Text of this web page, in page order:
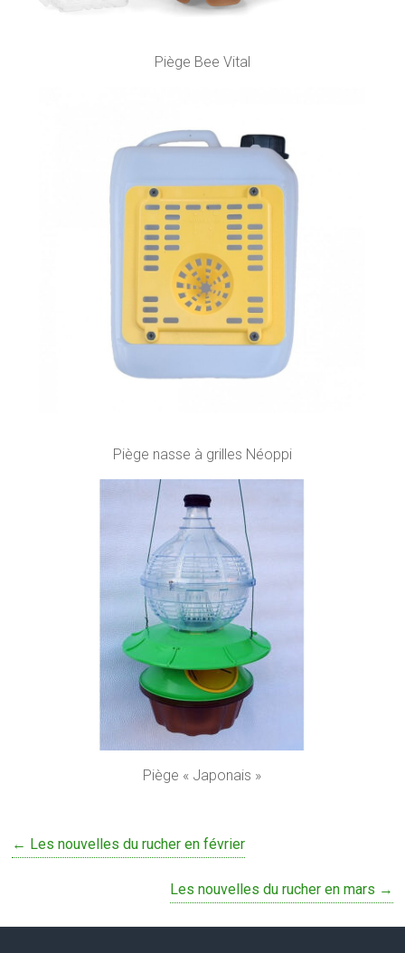
Piège Bee Vital
Piège nasse à grilles Néoppi
Piège « Japonais »
← Les nouvelles du rucher en février
Les nouvelles du rucher en mars →